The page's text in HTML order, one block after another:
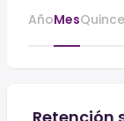
AñoMes